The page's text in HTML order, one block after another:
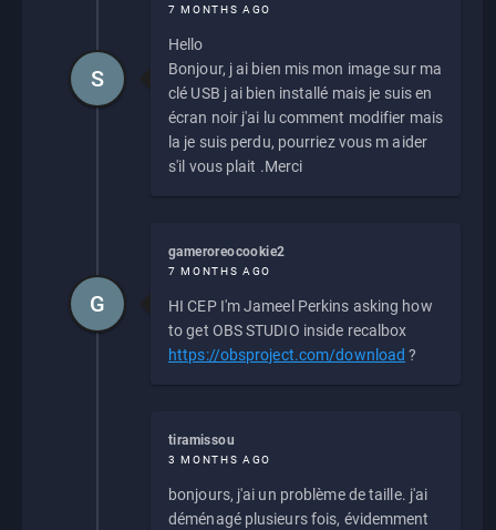
7 MONTHS AGO
Hello
Bonjour, j ai bien mis mon image sur ma
clé USB j ai bien installé mais je suis en
écran noir j'ai lu comment modifier mais
la je suis perdu, pourriez vous m aider
s'il vous plait .Merci
S
gameroreocookie2
7 MONTHS AGO
HI CEP I'm Jameel Perkins asking how
to get OBS STUDIO inside recalbox
https://obsproject.com/download ?
G
tiramissou
3 MONTHS AGO
bonjours, j'ai un problème de taille. j'ai
déménagé plusieurs fois, évidemment